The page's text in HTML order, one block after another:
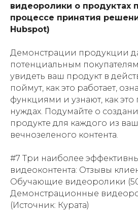
видеоролики о продуктах
процессе принятия
Hubspot)
Демонстрации продукции
потенциальным
увидеть ваш продукт в
поймут, как это работает,
функциями и узнают, как
нуждах. Подумайте о
продукте для каждого из
вечнозеленого контента.
#7 Три наиболее
видеоконтента: Отзывы
Обучающие видеоролики
Демонстрационные
(Источник: Курата)